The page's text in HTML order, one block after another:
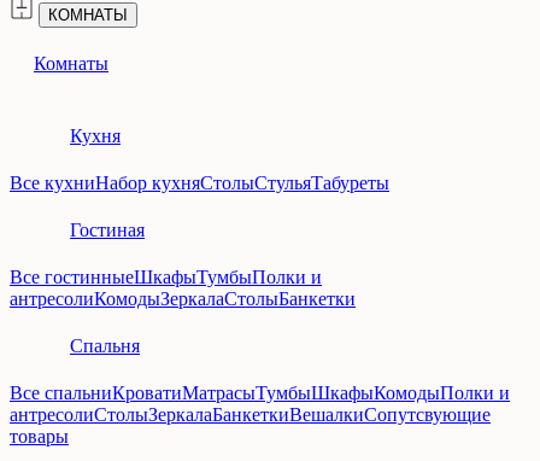
КОМНАТЫ
Комнаты
Кухня
Все кухниНабор кухняСтолыСтульяТабуреты
Гостиная
Все гостинныеШкафыТумбыПолки и
антресолиКомодыЗеркалаСтолыБанкетки
Спальня
Все спальниКроватиМатрасыТумбыШкафыКомодыПолки и
антресолиСтолыЗеркалаБанкеткиВешалкиСопутсвующие
товары